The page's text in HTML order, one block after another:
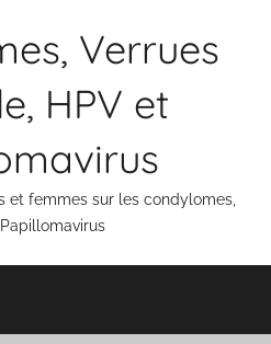
Verrues
HPV et
et femmes sur les condylomes,